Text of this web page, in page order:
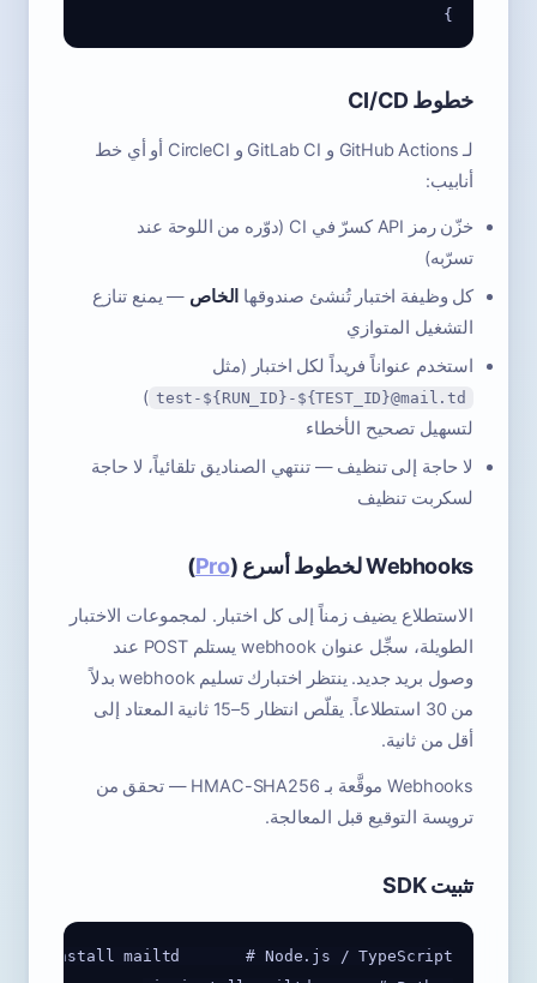
}
خطوط CI/CD
لـ GitHub Actions و GitLab CI و CircleCI أو أي خط
أنابيب:
خزّن رمز API كسرّ في CI (دوّره من اللوحة عند
تسرّبه)
كل وظيفة اختبار تُنشئ صندوقها الخاص — يمنع تنازع
التشغيل المتوازي
استخدم عنواناً فريداً لكل اختبار (مثل
test-${RUN_ID}-${TEST_ID}@mail.td
)
لتسهيل تصحيح الأخطاء
لا حاجة إلى تنظيف — تنتهي الصناديق تلقائياً، لا حاجة
لسكربت تنظيف
Webhooks لخطوط أسرع ( Pro
)
الاستطلاع يضيف زمناً إلى كل اختبار. لمجموعات الاختبار
الطويلة، سجِّل عنوان webhook يستلم POST عند
وصول بريد جديد. ينتظر اختبارك تسليم webhook بدلاً
من 30 استطلاعاً. يقلّص انتظار 5–15 ثانية المعتاد إلى
أقل من ثانية.
Webhooks موقَّعة بـ HMAC-SHA256 — تحقق من
ترويسة التوقيع قبل المعالجة.
تثبيت SDK